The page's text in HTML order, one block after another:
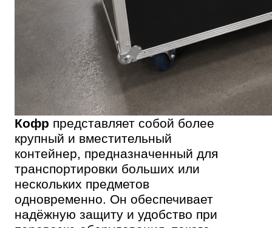
Кофр представляет собой более
крупный и вместительный
контейнер, предназначенный для
транспортировки больших или
нескольких предметов
одновременно. Он обеспечивает
надёжную защиту и удобство при